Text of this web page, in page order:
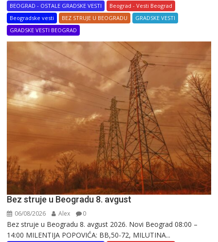
BEOGRAD - OSTALE GRADSKE VESTI
Beograd - Vesti Beograd
Beogradske vesti
BEZ STRUJE U BEOGRADU
GRADSKE VESTI
GRADSKE VESTI BEOGRAD
Bez struje u Beogradu 8. avgust
06/08/2026 Alex 0
Bez struje u Beogradu 8. avgust 2026. Novi Beograd 08:00 –
14:00 MILENTIJA POPOVIĆA: BB,50-72, MILUTINA...